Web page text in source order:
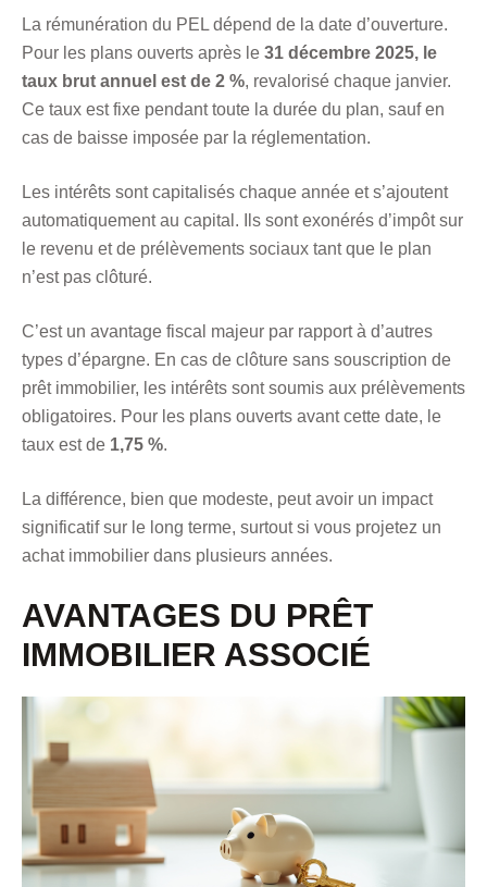
La rémunération du PEL dépend de la date d’ouverture.
Pour les plans ouverts après le 31 décembre 2025, le
taux brut annuel est de 2 %, revalorisé chaque janvier.
Ce taux est fixe pendant toute la durée du plan, sauf en
cas de baisse imposée par la réglementation.
Les intérêts sont capitalisés chaque année et s’ajoutent
automatiquement au capital. Ils sont exonérés d’impôt sur
le revenu et de prélèvements sociaux tant que le plan
n’est pas clôturé.
C’est un avantage fiscal majeur par rapport à d’autres
types d’épargne. En cas de clôture sans souscription de
prêt immobilier, les intérêts sont soumis aux prélèvements
obligatoires. Pour les plans ouverts avant cette date, le
taux est de 1,75 %.
La différence, bien que modeste, peut avoir un impact
significatif sur le long terme, surtout si vous projetez un
achat immobilier dans plusieurs années.
AVANTAGES DU PRÊT
IMMOBILIER ASSOCIÉ